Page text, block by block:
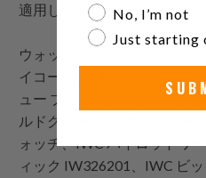
適用してください。
ウォッチバンドルックブック
イコー SPB147 プロスペッ
ュー ブラックダイヤル、シ
ルドグリーン 60時間パワー
ォッチ、IWC パイロットワ
ィック IW326201、IWC ビ
No, I’m not
Just starting